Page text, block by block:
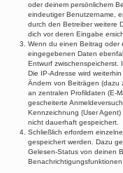
oder deinem persönlichem
eindeutiger Benutzername,
durch den Betreiber weitere
dich vor deren Eingabe
Wenn du einen Beitrag oder
eingegebenen Daten
Entwurf zwischenspeicherst.
Die IP-Adresse wird
Ändern von Beiträgen (dazu
an zentralen Profildaten (E-
gescheiterte
Kennzeichnung (User Agent)
nicht dauerhaft gespeichert.
Schließlich erfordern
gespeichert werden. Dazu
Gelesen-Status von deinen
Benachrichtigungsfunktionen.